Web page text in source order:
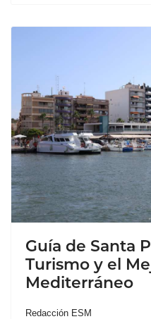
Guía de Santa
Turismo y el
Mediterráneo
Redacción ESM